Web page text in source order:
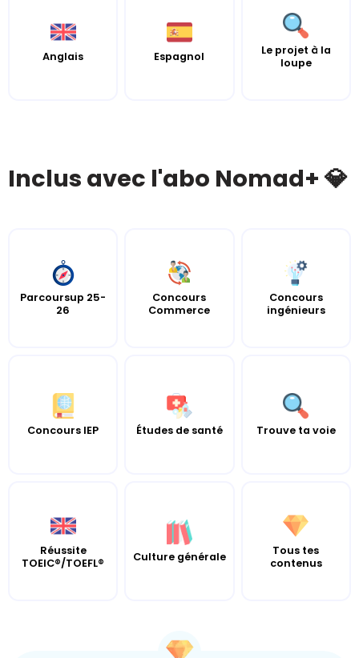
Anglais Espagnol
Le projet à la
loupe
Inclus avec l'abo Nomad+ 💎
Parcoursup 25-
26
Concours
Commerce
Concours
ingénieurs
Concours IEP Études de santé Trouve ta voie
Réussite
TOEIC®/TOEFL®
Culture générale
Tous tes
contenus